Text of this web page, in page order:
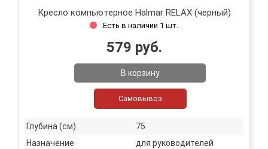
Кресло компьютерное Halmar RELAX (черный)
Есть в наличии 1 шт.
579 руб.
В корзину
Самовывоз
Глубина (см)
75
Назначение
для руководителей